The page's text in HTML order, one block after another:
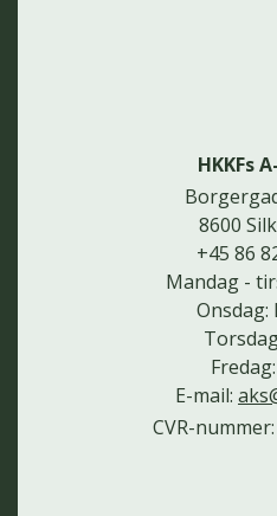
HKKFs
8600
+45 86
Mandag -
Onsdag:
E-mail:
CVR-